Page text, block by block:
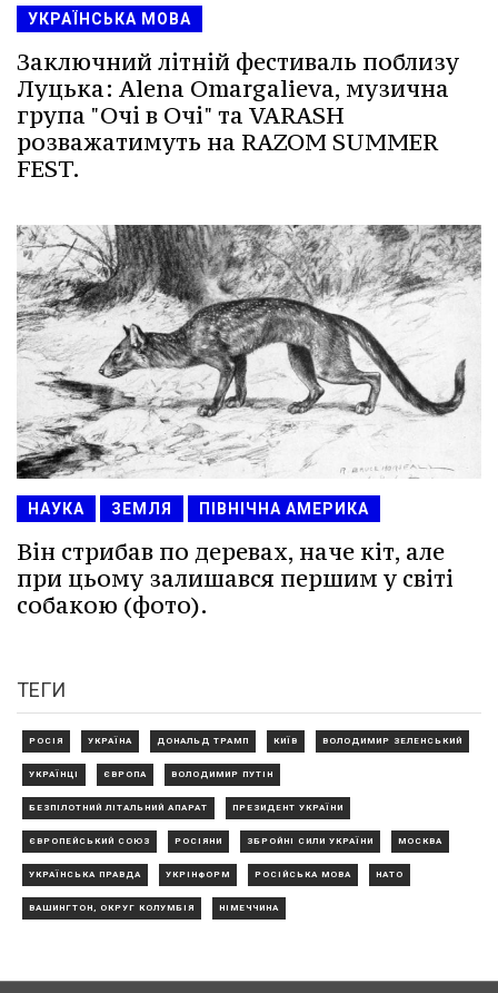
УКРАЇНСЬКА МОВА
Заключний літній фестиваль поблизу
Луцька: Alena Omargalieva, музична
група "Очі в Очі" та VARASH
розважатимуть на RAZOM SUMMER
FEST.
НАУКА ЗЕМЛЯ ПІВНІЧНА АМЕРИКА
Він стрибав по деревах, наче кіт, але
при цьому залишався першим у світі
собакою (фото).
ТЕГИ
РОСІЯ УКРАЇНА ДОНАЛЬД ТРАМП КИЇВ ВОЛОДИМИР ЗЕЛЕНСЬКИЙ
УКРАЇНЦІ ЄВРОПА ВОЛОДИМИР ПУТІН
БЕЗПІЛОТНИЙ ЛІТАЛЬНИЙ АПАРАТ ПРЕЗИДЕНТ УКРАЇНИ
ЄВРОПЕЙСЬКИЙ СОЮЗ РОСІЯНИ ЗБРОЙНІ СИЛИ УКРАЇНИ МОСКВА
УКРАЇНСЬКА ПРАВДА УКРІНФОРМ РОСІЙСЬКА МОВА НАТО
ВАШИНГТОН, ОКРУГ КОЛУМБІЯ НІМЕЧЧИНА